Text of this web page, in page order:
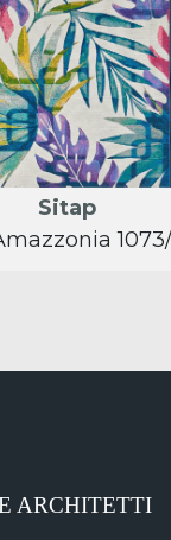
ARCHITETTI